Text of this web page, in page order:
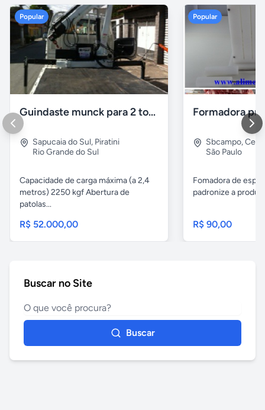
Popular
Guindaste munck para 2 toneladas
Sapucaia do Sul, Piratini
Rio Grande do Sul
Capacidade de carga máxima (a 2,4
metros) 2250 kgf Abertura de
patolas...
R$ 52.000,00
Popular
Sbcampo,
São Paulo
Fomadora de
padronize a
R$ 90,00
Buscar no Site
Buscar